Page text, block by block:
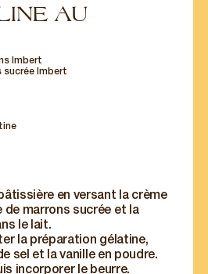
AU
Imbert
sucrée Imbert
en versant la crème
de marrons sucrée et la
le lait.
la préparation gélatine,
sel et la vanille en poudre.
incorporer le beurre.
recettes et nos actualités
dans votre boîte